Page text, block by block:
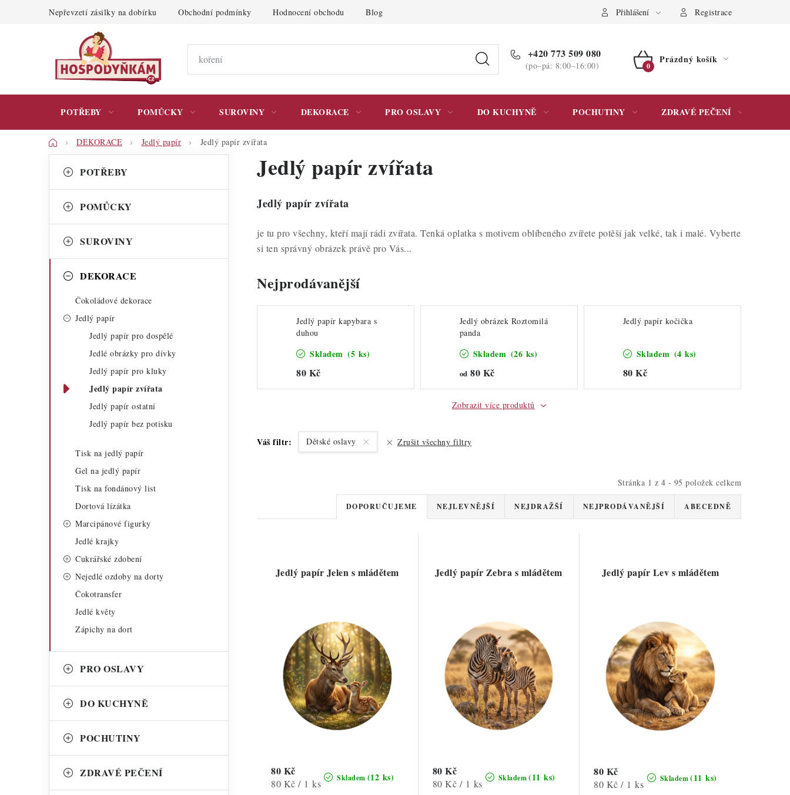
Nepřevzetí zásilky na dobírku Obchodní podmínky Hodnocení obchodu Blog Podmínky ochrany osobních údajů Přihlášení Registrace
+420 773 509 080
(po–pá: 8:00–16:00)
NÁKUPNÍ
Prázdný košík
POTŘEBY POMŮCKY SUROVINY DEKORACE PRO OSLAVY DO KUCHYNĚ POCHUTINY ZDRAVÉ PEČENÍ
DomůDEKORACE Jedlý papír Jedlý papír zvířata
o
t
r
kategorie
a
e
o
POTŘEBY
POMŮCKY
SUROVINY
DEKORACE
Čokoládové dekorace
Jedlý papír
Jedlý papír pro dospělé
Jedlé obrázky pro dívky
Jedlý papír pro kluky
Jedlý papír zvířata
Jedlý papír ostatní
Jedlý papír bez potisku
Tisk na jedlý papír
Gel na jedlý papír
Tisk na fondánový list
Dortová lízátka
Marcipánové figurky
Jedlé krajky
Cukrářské zdobení
Nejedlé ozdoby na dorty
Čokotransfer
Jedlé květy
Zápichy na dort
PRO OSLAVY
DO KUCHYNĚ
POCHUTINY
ZDRAVÉ PEČENÍ
Jedlý papír zvířata
Jedlý papír zvířata
je tu pro všechny, kteří mají rádi zvířata. Tenká oplatka s motivem oblíbeného zvířete potěší jak velké, tak i malé. Vyberte
si ten správný obrázek právě pro Vás...
Nejprodávanější
Jedlý papír kapybara s
duhou
Skladem (5 ks)
80 Kč
Jedlý obrázek Roztomilá
panda
Skladem (26 ks)
od 80 Kč
Jedlý papír kočička
Skladem (4 ks)
80 Kč
Zobrazit více produktů
Váš filtr: Dětské oslavy Zrušit všechny filtry
Stránka 1 z 4 - 95 položek celkem
Ř
a
e
í
p
r
o
d
u
t
DOPORUČUJEME NEJLEVNĚJŠÍ NEJDRAŽŠÍ NEJPRODÁVANĚJŠÍ ABECEDNĚ
Jedlý papír Jelen s mládětem
Skladem (12 ks)
80 Kč
Měrná
80 Kč / 1 ks
Jedlý papír Zebra s mládětem
Skladem (11 ks)
80 Kč
Měrná
80 Kč / 1 ks
Jedlý papír Lev s mládětem
Skladem (11 ks)
80 Kč
Měrná
80 Kč / 1 ks